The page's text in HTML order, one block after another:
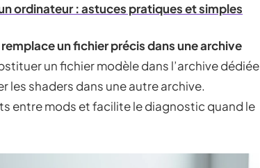
ordinateur : astuces pratiques et simples
un fichier précis dans une archive
un fichier modèle dans l’archive dédiée
les shaders dans une autre archive.
entre mods et facilite le diagnostic quand le